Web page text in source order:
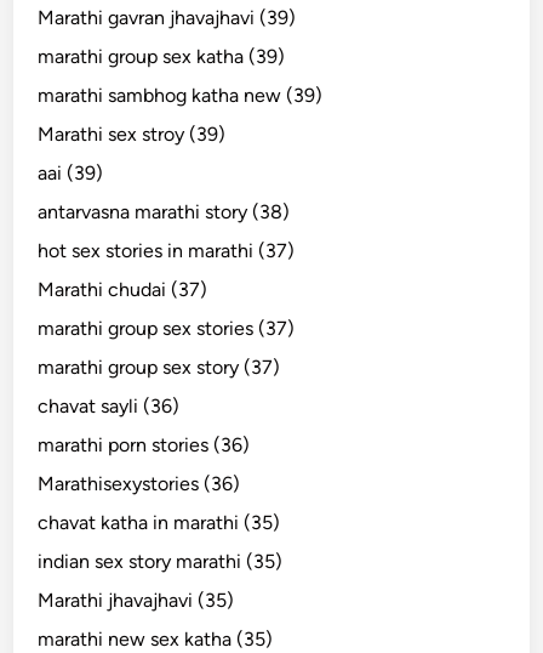
Marathi gavran jhavajhavi (39)
marathi group sex katha (39)
marathi sambhog katha new (39)
Marathi sex stroy (39)
aai (39)
antarvasna marathi story (38)
hot sex stories in marathi (37)
Marathi chudai (37)
marathi group sex stories (37)
marathi group sex story (37)
chavat sayli (36)
marathi porn stories (36)
Marathisexystories (36)
chavat katha in marathi (35)
indian sex story marathi (35)
Marathi jhavajhavi (35)
marathi new sex katha (35)